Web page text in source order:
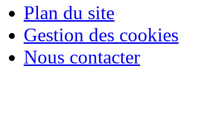
Plan du site
Gestion des cookies
Nous contacter